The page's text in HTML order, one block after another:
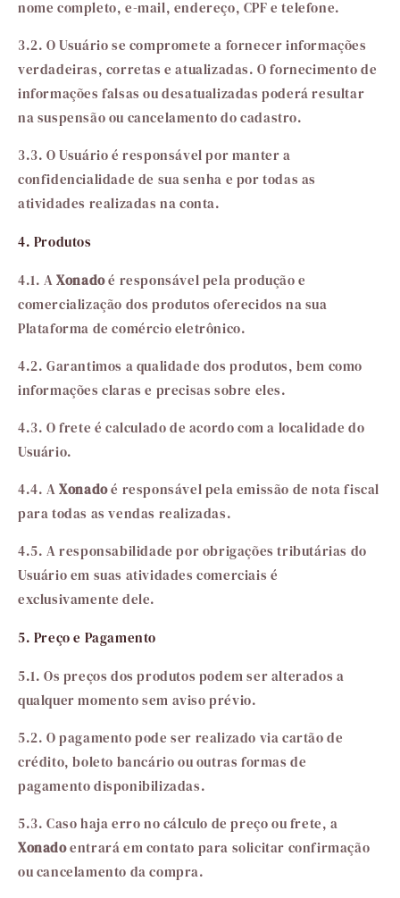
nome completo, e-mail, endereço, CPF e telefone.
3.2. O Usuário se compromete a fornecer informações
verdadeiras, corretas e atualizadas. O fornecimento de
informações falsas ou desatualizadas poderá resultar
na suspensão ou cancelamento do cadastro.
3.3. O Usuário é responsável por manter a
confidencialidade de sua senha e por todas as
atividades realizadas na conta.
4. Produtos
4.1. AXonadoé responsável pela produção e
comercialização dos produtos oferecidos na sua
Plataforma de comércio eletrônico.
4.2. Garantimos a qualidade dos produtos, bem como
informações claras e precisas sobre eles.
4.3. O frete é calculado de acordo com a localidade do
Usuário.
4.4. AXonadoé responsável pela emissão de nota fiscal
para todas as vendas realizadas.
4.5. A responsabilidade por obrigações tributárias do
Usuário em suas atividades comerciais é
exclusivamente dele.
5. Preço e Pagamento
5.1. Os preços dos produtos podem ser alterados a
qualquer momento sem aviso prévio.
5.2. O pagamento pode ser realizado via cartão de
crédito, boleto bancário ou outras formas de
pagamento disponibilizadas.
5.3. Caso haja erro no cálculo de preço ou frete, a
Xonadoentrará em contato para solicitar confirmação
ou cancelamento da compra.